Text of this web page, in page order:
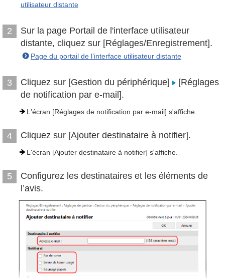
utilisateur distante
2
Sur la page Portail de l'interface utilisateur
distante, cliquez sur [Réglages/Enregistrement].
Page du portail de l’interface utilisateur distante
3 Cliquez sur [Gestion du périphérique]
[Réglages
de notification par e-mail].
L'écran [Réglages de notification par e-mail] s'affiche.
4 Cliquez sur [Ajouter destinataire à notifier].
L'écran [Ajouter destinataire à notifier] s'affiche.
5
Configurez les destinataires et les éléments de
l’avis.